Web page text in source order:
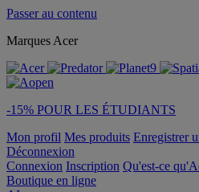
Passer au contenu
Marques Acer
-15% POUR LES ÉTUDIANTS
Mon profil Mes produits Enregistrer
Déconnexion
Connexion Inscription Qu'est-ce
Boutique en ligne